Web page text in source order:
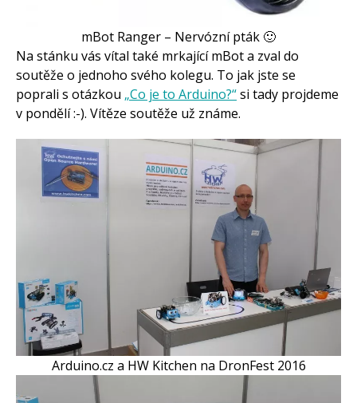
mBot Ranger – Nervózní pták 🙂
Na stánku vás vítal také mrkající mBot a zval do
soutěže o jednoho svého kolegu. To jak jste se
poprali s otázkou „Co je to Arduino?“si tady projdeme
v pondělí :-). Vítěze soutěže už známe.
Arduino.cz a HW Kitchen na DronFest 2016